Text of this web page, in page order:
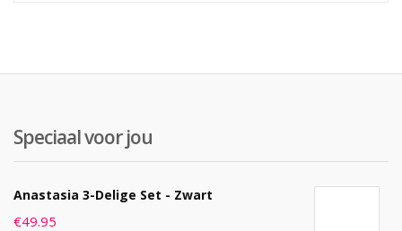
Speciaal voor jou
Anastasia 3-Delige Set - Zwart
€49.95